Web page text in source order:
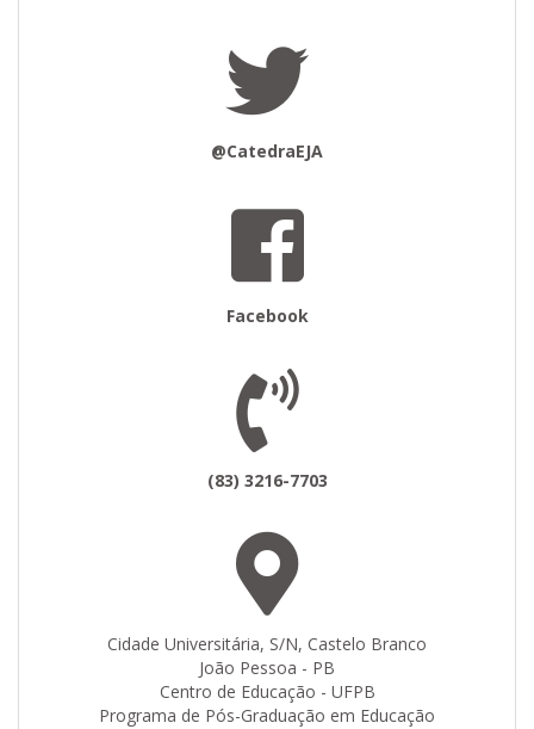
@CatedraEJA
Facebook
(83) 3216-7703
Cidade Universitária, S/N, Castelo Branco
João Pessoa - PB
Centro de Educação - UFPB
Programa de Pós-Graduação em Educação